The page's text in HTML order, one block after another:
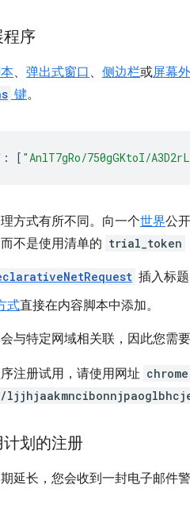
程序
、 弹出式窗口 、 侧边栏或屏幕
键。
: [ "AnlT7gRo/750gGKtoI/
方式有所不同。向一个世界公
不是使用清单的 trial_token
插入标题
式直接在内容脚本中添加。
与特定网域相关联，因此您需
注册试用，请使用网址
划的注册
延长，您会收到一封电子邮件